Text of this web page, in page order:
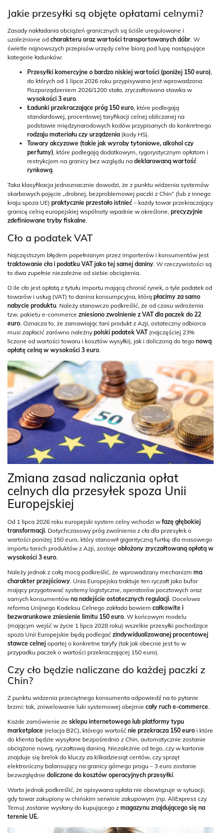
Jakie przesyłki są objęte opłatami celnymi?
Zasady nakładania obciążeń granicznych są ściśle uregulowane i
uzależnione od charakteru oraz wartości transportowanych dóbr. W
świetle najnowszych przepisów urzędy celne biorą pod lupę następujące
kategorie ładunków:
Przesyłki komercyjne o bardzo niskiej wartości (poniżej 150 euro),
do których od 1 lipca 2026 roku przypisywana jest wprowadzona
Rozporządzeniem 2026/1200 stała, zryczałtowana stawka w
wysokości 3 euro.
Ładunki przekraczające próg 150 euro, które podlegają
standardowej, procentowej taryfikacji celnej obliczanej na
podstawie międzynarodowych kodów przypisanych do konkretnego
rodzaju materiału czy urządzenia (kody HS).
Towary akcyzowe (takie jak wyroby tytoniowe, alkohol czy
perfumy), które podlegają dodatkowym, rygorystycznym opłatom i
restrykcjom na granicy bez względu na deklarowaną wartość
rynkową.
Taka klasyfikacja jednoznacznie dowodzi, że z punktu widzenia systemów
skarbowych pojęcie „drobnej, bezproblemowej paczki z Chin” (lub z innego
kraju spoza UE) praktycznie przestało istnieć – każdy towar przekraczający
granicę celną europejskiej wspólnoty wpadnie w określone, precyzyjnie
zdefiniowane tryby fiskalne.
Cło a podatek VAT
Najczęstszym błędem popełnianym przez importerów i konsumentów jest
traktowanie cła i podatku VAT jako tej samej daniny. W rzeczywistości są
to dwa zupełnie niezależne od siebie obciążenia.
O ile cło jest opłatą z tytułu importu mającą chronić rynek, o tyle podatek od
towarów i usług (VAT) to danina konsumpcyjna, którą płacimy za samo
nabycie produktu. Należy stanowczo podkreślić, że od czasu wdrożenia
tzw. pakietu e-commerce zniesiono zwolnienie z VAT dla paczek do 22
euro. Oznacza to, że zamawiając tani produkt z Azji, ostateczny odbiorca
musi zapłacić zarówno należny polski podatek VAT(najczęściej 23%
liczone od wartości towaru i kosztów wysyłki), jak i doliczoną do tego nową
opłatę celną w wysokości 3 euro.
Zmiana zasad naliczania opłat
celnych dla przesyłek spoza Unii
Europejskiej
Od 1 lipca 2026 roku europejski system celny wchodzi w fazę głębokiej
transformacji. Dotychczasowy próg zwolnienia z cła dla przesyłek o
wartości poniżej 150 euro, który stanowił gigantyczną furtkę dla masowego
importu tanich produktów z Azji, zostaje obłożony zryczałtowaną opłatą w
wysokości 3 euro.
Należy jednak z całą mocą podkreślić, że wprowadzany mechanizm ma
charakter przejściowy. Unia Europejska traktuje ten ryczałt jako bufor
mający przygotować systemy logistyczne, operatorów pocztowych oraz
samych konsumentów na nadejście ostatecznych regulacji. Docelowa
reforma Unijnego Kodeksu Celnego zakłada bowiem całkowite i
bezwarunkowe zniesienie limitu 150 euro. W końcowym modelu
(mającym wejść w życie 1 lipca 2028 roku) wszelkie przesyłki pochodzące
spoza Unii Europejskie będą podlegać zindywidualizowanej procentowej
stawce celnej opartej o konkretne taryfy (tak jak obecnie jest to w
przypadku paczek o wartości przekraczającej 150 euro).
Czy cło będzie naliczane do każdej paczki z
Chin?
Z punktu widzenia przeciętnego konsumenta odpowiedź na to pytanie
brzmi: tak, zniwelowanie luki systemowej obejmie cały ruch e-commerce.
Każde zamówienie ze sklepu internetowego lub platformy typu
marketplace (relacja B2C), którego wartość nie przekracza 150 euro i które
do klienta będzie wysyłane bezpośrednio z Chin, automatycznie zostanie
obciążone nową, ryczałtową daniną. Niezależnie od tego, czy w kartonie
znajduje się brelok do kluczy za kilkadziesiąt centów, czy sprzęt
elektroniczny balansujący na granicy górnego progu – 3 euro zostanie
bezwzględnie doliczone do kosztów operacyjnych przesyłki.
Warto jednak podkreślić, że opisywana opłata nie obowiązuje w sytuacji,
gdy towar zakupiony w chińskim serwisie zakupowym (np. AliExpress czy
Temu) zostanie wysłany do kupującego z magazynu znajdującego się na
terenie UE.